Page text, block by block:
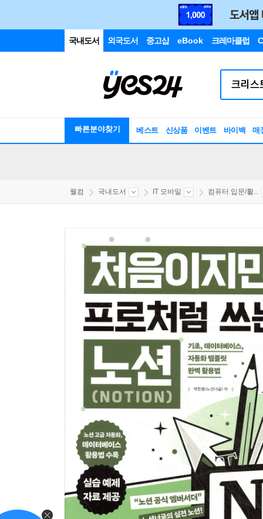
국내도서 외국도서 중고샵 eBook 크레마클럽
빠른분야찾기 베스트 신상품 이벤트 바이백 매
웰컴 국내도서 IT 모바일 컴퓨터 입문/활...